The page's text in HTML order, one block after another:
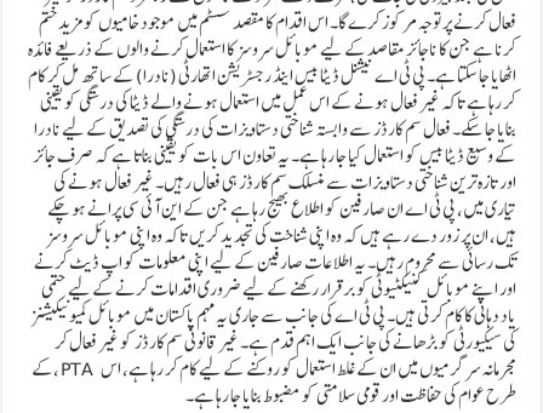
فعال کرنے پر توجہ مرکوز کرے گا۔ اس اقدام کا مقصد سسٹم میں موجود خامیوں کو مزید ختم
کرنا ہے جن کا ناجائز مقاصد کے لیے موبائل سروسز کا استعمال کرنے والوں کے ذریعے فائدہ
اٹھایا جا سکتا ہے۔ پی ٹی اے نیشنل ڈیٹا بیس اینڈ رجسٹریشن اتھارٹی (نادرا) کے ساتھ مل کر کام
کر رہا ہے تاکہ غیر فعال ہونے کے اس عمل میں استعمال ہونے والے ڈیٹا کی درستگی کو یقینی
بنایا جا سکے۔ فعال سم کارڈز سے وابستہ شناختی دستاویزات کی درستگی کی تصدیق کے لیے نادرا
کے وسیع ڈیٹا بیس کو استعمال کیا جا رہا ہے۔ یہ تعاون اس بات کو یقینی بناتا ہے کہ صرف جائز
اور تازہ ترین شناختی دستاویزات سے منسلک سم کارڈز ہی فعال رہیں۔ غیر فعال ہونے کی
تیاری میں، پی ٹی اے ان صارفین کو اطلاع بھیج رہا ہے جن کے این آئی سی پرانے ہو چکے
ہیں، ان پر زور دے رہے ہیں کہ وہ اپنی شناخت کی تجدید کریں تاکہ وہ اپنی موبائل سروسز
تک رسائی سے محروم رہیں۔ یہ اطلاعات صارفین کے لیے اپنی معلومات کو اپ ڈیٹ کرنے
اور اپنے موبائل کنیکٹیوٹی کو برقرار رکھنے کے لیے ضروری اقدامات کرنے کے لیے حتمی
یاد دہانی کا کام کرتی ہیں۔ پی ٹی اے کی جانب سے جاری یہ مہم پاکستان میں موبائل کمیونیکیشنز
کی سیکیورٹی کو بڑھانے کی جانب ایک اہم قدم ہے۔ غیر قانونی سم کارڈز کو غیر فعال کر
کے، PTA مجرمانہ سرگرمیوں میں ان کے غلط استعمال کو روکنے کے لیے کام کر رہا ہے، اس
طرح عوام کی حفاظت اور قومی سلامتی کو مضبوط بنایا جا رہا ہے۔